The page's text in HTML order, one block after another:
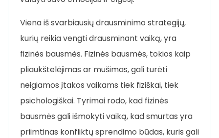
Viena iš svarbiausių drausminimo strategijų,
kurių reikia vengti drausminant vaiką, yra
fizinės bausmės. Fizinės bausmės, tokios kaip
pliaukštelėjimas ar mušimas, gali turėti
neigiamos įtakos vaikams tiek fiziškai, tiek
psichologiškai. Tyrimai rodo, kad fizinės
bausmės gali išmokyti vaiką, kad smurtas yra
priimtinas konfliktų sprendimo būdas, kuris gali